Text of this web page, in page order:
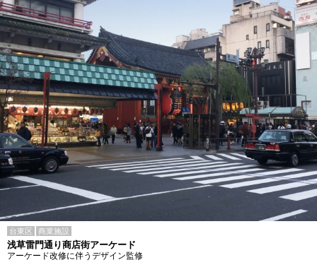
台東区 商業施設
浅草雷門通り商店街アーケード
アーケード改修に伴うデザイン監修